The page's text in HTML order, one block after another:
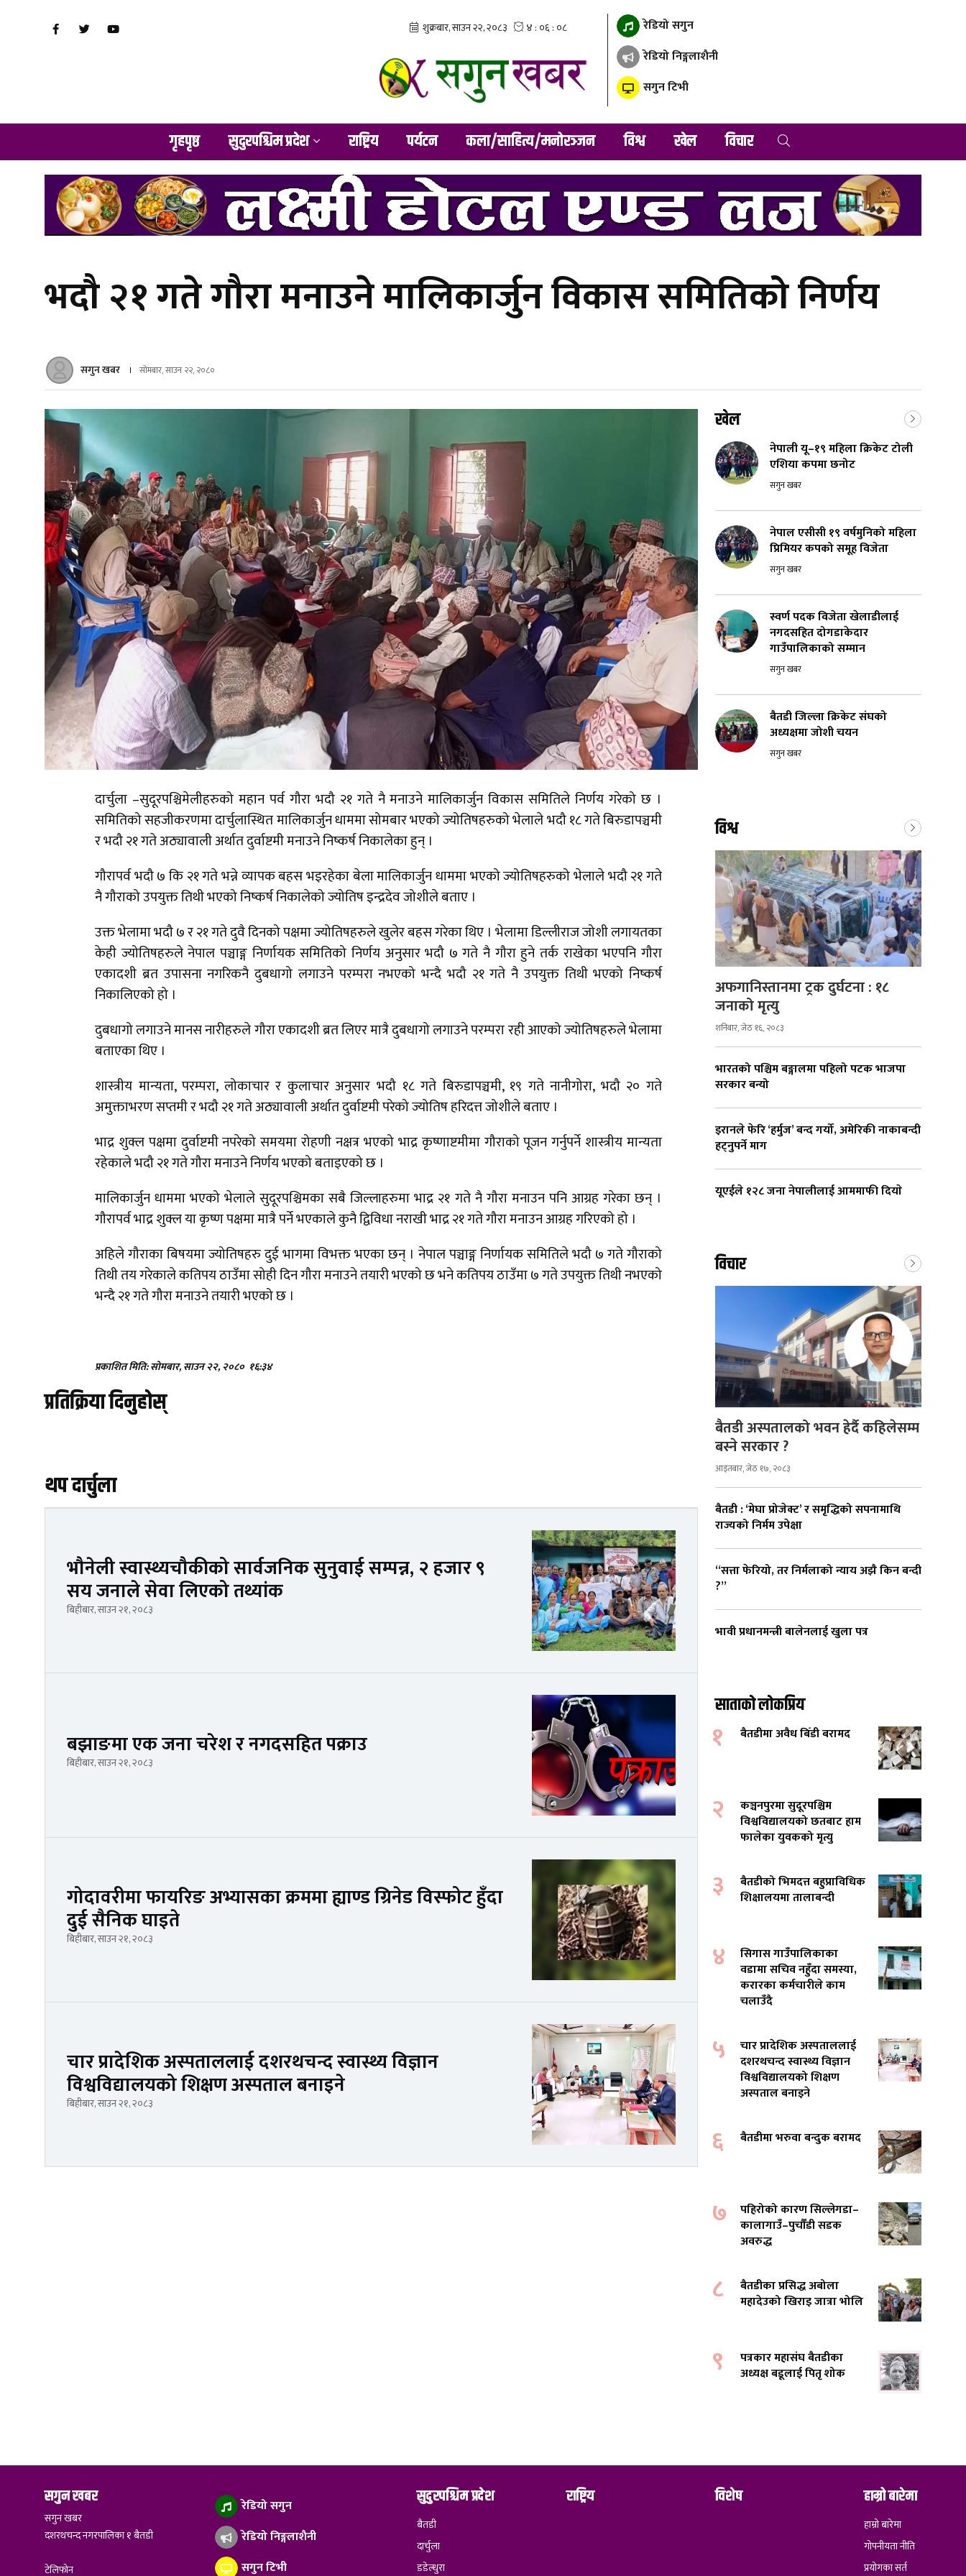
रेडियो सगुन
रेडियो निङ्गलाशैनी
सगुन टिभी
गृहपृष्ठ सुदुरपश्चिम प्रदेश राष्ट्रिय पर्यटन कला/साहित्य/मनोरञ्जन विश्व खेल विचार
भदौ २१ गते गौरा मनाउने मालिकार्जुन विकास समितिको निर्णय
सगुन खबर सोमबार, साउन २२, २०८०
दार्चुला –सुदूरपश्चिमेलीहरुको महान पर्व गौरा भदौ २१ गते नै मनाउने मालिकार्जुन विकास समितिले निर्णय गरेको छ ।
समितिको सहजीकरणमा दार्चुलास्थित मालिकार्जुन धाममा सोमबार भएको ज्योतिषहरुको भेलाले भदौ १८ गते बिरुडापञ्चमी
र भदौ २१ गते अठ्यावाली अर्थात दुर्वाष्टमी मनाउने निष्कर्ष निकालेका हुन् ।
गौरापर्व भदौ ७ कि २१ गते भन्ने व्यापक बहस भइरहेका बेला मालिकार्जुन धाममा भएको ज्योतिषहरुको भेलाले भदौ २१ गते
नै गौराको उपयुक्त तिथी भएको निष्कर्ष निकालेको ज्योतिष इन्द्रदेव जोशीले बताए ।
उक्त भेलामा भदौ ७ र २१ गते दुवै दिनको पक्षमा ज्योतिषहरुले खुलेर बहस गरेका थिए । भेलामा डिल्लीराज जोशी लगायतका
केही ज्योतिषहरुले नेपाल पञ्चाङ्ग निर्णायक समितिको निर्णय अनुसार भदौ ७ गते नै गौरा हुने तर्क राखेका भएपनि गौरा
एकादशी ब्रत उपासना नगरिकनै दुबधागो लगाउने परम्परा नभएको भन्दै भदौ २१ गते नै उपयुक्त तिथी भएको निष्कर्ष
निकालिएको हो ।
दुबधागो लगाउने मानस नारीहरुले गौरा एकादशी ब्रत लिएर मात्रै दुबधागो लगाउने परम्परा रही आएको ज्योतिषहरुले भेलामा
बताएका थिए ।
शास्त्रीय मान्यता, परम्परा, लोकाचार र कुलाचार अनुसार भदौ १८ गते बिरुडापञ्चमी, १९ गते नानीगोरा, भदौ २० गते
अमुक्ताभरण सप्तमी र भदौ २१ गते अठ्यावाली अर्थात दुर्वाष्टमी परेको ज्योतिष हरिदत्त जोशीले बताए ।
भाद्र शुक्ल पक्षमा दुर्वाष्टमी नपरेको समयमा रोहणी नक्षत्र भएको भाद्र कृष्णाष्टमीमा गौराको पूजन गर्नुपर्ने शास्त्रीय मान्यता
रहेकाले भदौ २१ गते गौरा मनाउने निर्णय भएको बताइएको छ ।
मालिकार्जुन धाममा भएको भेलाले सुदूरपश्चिमका सबै जिल्लाहरुमा भाद्र २१ गते नै गौरा मनाउन पनि आग्रह गरेका छन् ।
गौरापर्व भाद्र शुक्ल या कृष्ण पक्षमा मात्रै पर्ने भएकाले कुनै द्विविधा नराखी भाद्र २१ गते गौरा मनाउन आग्रह गरिएको हो ।
अहिले गौराका बिषयमा ज्योतिषहरु दुई भागमा विभक्त भएका छन् । नेपाल पञ्चाङ्ग निर्णायक समितिले भदौ ७ गते गौराको
तिथी तय गरेकाले कतिपय ठाउँमा सोही दिन गौरा मनाउने तयारी भएको छ भने कतिपय ठाउँमा ७ गते उपयुक्त तिथी नभएको
भन्दै २१ गते गौरा मनाउने तयारी भएको छ ।
प्रकाशित मिति: सोमबार, साउन २२, २०८० १६:३४
प्रतिक्रिया दिनुहोस्
थप दार्चुला
भौनेली स्वास्थ्यचौकीको सार्वजनिक सुनुवाई सम्पन्न, २ हजार ९
सय जनाले सेवा लिएको तथ्यांक
बिहीबार, साउन २१, २०८३
बझाङमा एक जना चरेश र नगदसहित पक्राउ
बिहीबार, साउन २१, २०८३
गोदावरीमा फायरिङ अभ्यासका क्रममा ह्याण्ड ग्रिनेड विस्फोट हुँदा
दुई सैनिक घाइते
बिहीबार, साउन २१, २०८३
चार प्रादेशिक अस्पताललाई दशरथचन्द स्वास्थ्य विज्ञान
विश्वविद्यालयको शिक्षण अस्पताल बनाइने
बिहीबार, साउन २१, २०८३
खेल
नेपाली यू–१९ महिला क्रिकेट टोली
एशिया कपमा छनोट
सगुन खबर
नेपाल एसीसी १९ वर्षमुनिको महिला
प्रिमियर कपको समूह विजेता
सगुन खबर
स्वर्ण पदक विजेता खेलाडीलाई
नगदसहित दोगडाकेदार
गाउँपालिकाको सम्मान
सगुन खबर
बैतडी जिल्ला क्रिकेट संघको
अध्यक्षमा जोशी चयन
सगुन खबर
विश्व
अफगानिस्तानमा ट्रक दुर्घटना : १८
जनाको मृत्यु
शनिबार, जेठ १६, २०८३
भारतको पश्चिम बङ्गालमा पहिलो पटक भाजपा
सरकार बन्यो
इरानले फेरि ‘हर्मुज’ बन्द गर्यो, अमेरिकी नाकाबन्दी
हट्नुपर्ने माग
यूएईले १२८ जना नेपालीलाई आममाफी दियाे
विचार
बैतडी अस्पतालको भवन हेर्दै कहिलेसम्म
बस्ने सरकार ?
आइतबार, जेठ १७, २०८३
बैतडी : ‘मेघा प्रोजेक्ट’ र समृद्धिको सपनामाथि
राज्यको निर्मम उपेक्षा
“सत्ता फेरियो, तर निर्मलाको न्याय अझै किन बन्दी
?”
भावी प्रधानमन्त्री बालेनलाई खुला पत्र
साताको लोकप्रिय
१ बैतडीमा अवैध बिँडी बरामद
२
कञ्चनपुरमा सुदूरपश्चिम
विश्वविद्यालयको छतबाट हाम
फालेका युवकको मृत्यु
३
बैतडीको भिमदत्त बहुप्राविधिक
शिक्षालयमा तालाबन्दी
४
सिगास गाउँपालिकाका
वडामा सचिव नहुँदा समस्या,
करारका कर्मचारीले काम
चलाउँदै
५
चार प्रादेशिक अस्पताललाई
दशरथचन्द स्वास्थ्य विज्ञान
विश्वविद्यालयको शिक्षण
अस्पताल बनाइने
६ बैतडीमा भरुवा बन्दुक बरामद
७
पहिरोको कारण सिल्लेगडा–
कालागाउँ–पुर्चौंडी सडक
अवरुद्ध
८
बैतडीका प्रसिद्ध अबोला
महादेउको खिराइ जात्रा भोलि
९
पत्रकार महासंघ बैतडीका
अध्यक्ष बडूलाई पितृ शोक
सगुन खबर
सगुन खबर
दशरथचन्द नगरपालिका १ बैतडी
टेलिफोन
रेडियो सगुन
रेडियो निङ्गलाशैनी
सगुन टिभी
सुदुरपश्चिम प्रदेश
बैतडी
दार्चुला
डडेल्धुरा
राष्ट्रिय विशेष हाम्रो बारेमा
हाम्रो बारेमा
गोपनीयता नीति
प्रयोगका सर्त